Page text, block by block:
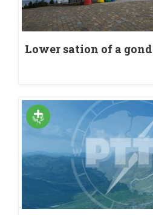
Lower sation of a
Jaworzyna Krynicka